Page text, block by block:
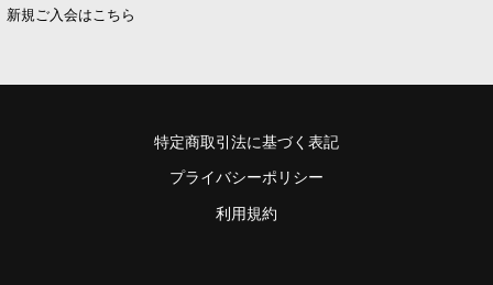
新規ご入会はこちら
特定商取引法に基づく表記
プライバシーポリシー
利用規約